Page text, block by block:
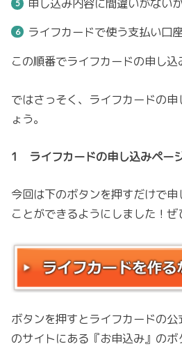
申し込み内容に間違いがない
ライフカードで使う支払い口
この順番でライフカードの申し込
ではさっそく、ライフカードの
ょう。
1 ライフカードの申し込みペー
今回は下のボタンを押すだけで申
ことができるようにしました！ぜ
ボタンを押すとライフカードの
のサイトにある『お申込み』のボ